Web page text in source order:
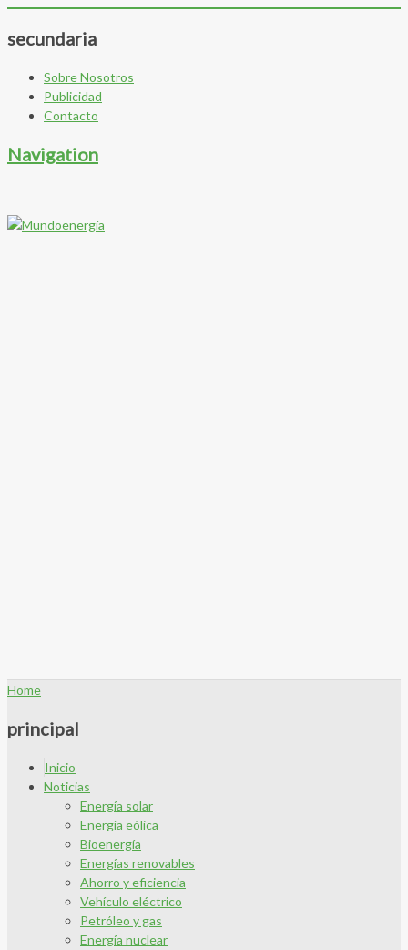
secundaria
Sobre Nosotros
Publicidad
Contacto
Navigation
Home
principal
Inicio
Noticias
Energía solar
Energía eólica
Bioenergía
Energías renovables
Ahorro y eficiencia
Vehículo eléctrico
Petróleo y gas
Energía nuclear